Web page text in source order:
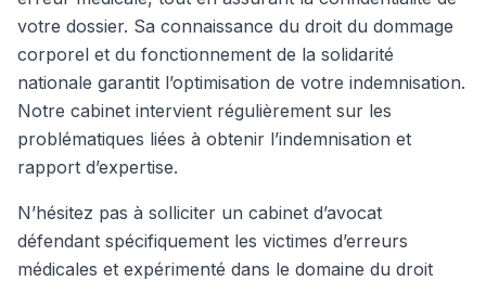
votre dossier. Sa connaissance du droit du dommage
corporel et du fonctionnement de la solidarité
nationale garantit l’optimisation de votre indemnisation.
Notre cabinet intervient régulièrement sur les
problématiques liées à obtenir l’indemnisation et
rapport d’expertise.
N’hésitez pas à solliciter un cabinet d’avocat
défendant spécifiquement les victimes d’erreurs
médicales et expérimenté dans le domaine du droit